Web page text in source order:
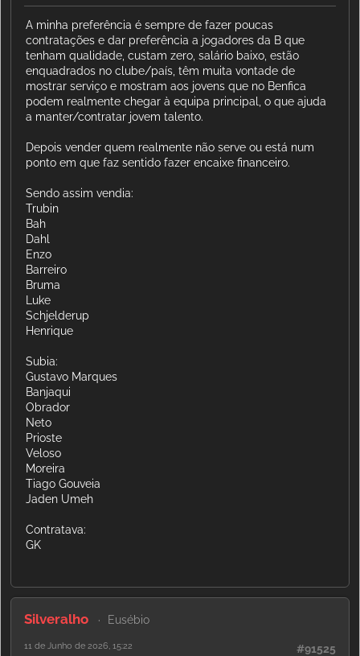
A minha preferência é sempre de fazer poucas
contratações e dar preferência a jogadores da B que
tenham qualidade, custam zero, salário baixo, estão
enquadrados no clube/país, têm muita vontade de
mostrar serviço e mostram aos jovens que no Benfica
podem realmente chegar à equipa principal, o que ajuda
a manter/contratar jovem talento.
Depois vender quem realmente não serve ou está num
ponto em que faz sentido fazer encaixe financeiro.
Sendo assim vendia:
Trubin
Bah
Dahl
Enzo
Barreiro
Bruma
Luke
Schjelderup
Henrique
Subia:
Gustavo Marques
Banjaqui
Obrador
Neto
Prioste
Veloso
Moreira
Tiago Gouveia
Jaden Umeh
Contratava:
GK
Silveralho Eusébio
#91525
11 de Junho de 2026, 15:22